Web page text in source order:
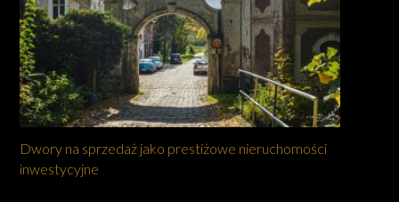
Dwory na sprzedaż jako prestiżowe nieruchomości
inwestycyjne